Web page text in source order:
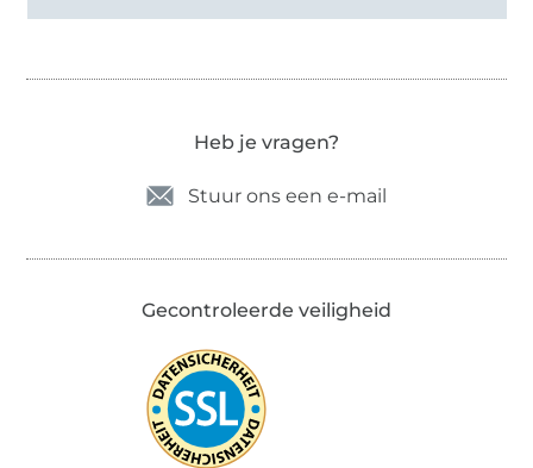
Heb je vragen?
Stuur ons een e-mail
Gecontroleerde veiligheid